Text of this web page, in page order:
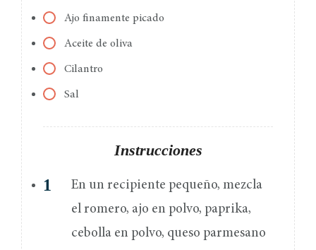
Ajo finamente picado
Aceite de oliva
Cilantro
Sal
Instrucciones
En un recipiente pequeño, mezcla
el romero, ajo en polvo, paprika,
cebolla en polvo, queso parmesano